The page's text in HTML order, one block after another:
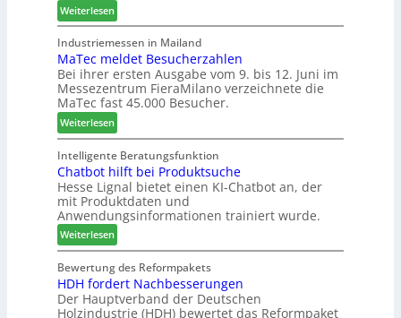
t
s
f
ü
h
r
r
e
n
f
ü
r
P
a
n
t
a
g
o
-
F
r
ä
s
e
r
u
n
d
-
V
e
r
b
i
n
d
Weiterlesen:
W
e
C
a
r
e
-
A
k
t
i
o
n
s
w
o
c
h
Industriemessen in Mailand
MaTec meldet Besucherzahlen
Bei ihrer ersten Ausgabe vom 9. bis 12. Juni im
Messezentrum FieraMilano verzeichnete die
MaTec fast 45.000 Besucher.
Weiterlesen:
M
a
T
e
c
m
e
l
d
e
t
B
Intelligente Beratungsfunktion
Chatbot hilft bei Produktsuche
Hesse Lignal bietet einen KI-Chatbot an, der
mit Produktdaten und
Anwendungsinformationen trainiert wurde.
Weiterlesen:
C
h
a
t
b
Bewertung des Reformpakets
HDH fordert Nachbesserungen
Der Hauptverband der Deutschen
Holzindustrie (HDH) bewertet das Reformpaket